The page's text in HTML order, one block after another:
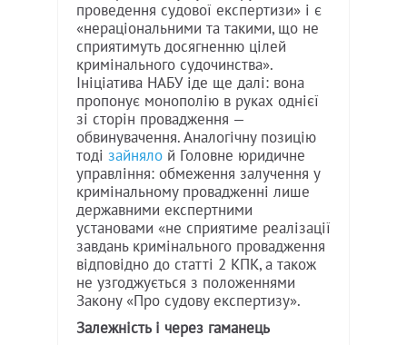
проведення судової експертизи» і є
«нераціональними та такими, що не
сприятимуть досягненню цілей
кримінального судочинства».
Ініціатива НАБУ іде ще далі: вона
пропонує монополію в руках однієї
зі сторін провадження —
обвинувачення. Аналогічну позицію
тоді зайняло й Головне юридичне
управління: обмеження залучення у
кримінальному провадженні лише
державними експертними
установами «не сприятиме реалізації
завдань кримінального провадження
відповідно до статті 2 КПК, а також
не узгоджується з положеннями
Закону «Про судову експертизу».
Залежність і через гаманець